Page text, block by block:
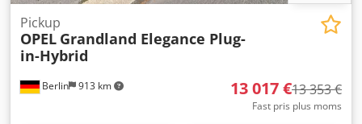
Berlin 913 km
Pickup
OPEL Grandland Elegance Plug-
in-Hybrid
13 017 €13 353 €
Fast pris plus moms